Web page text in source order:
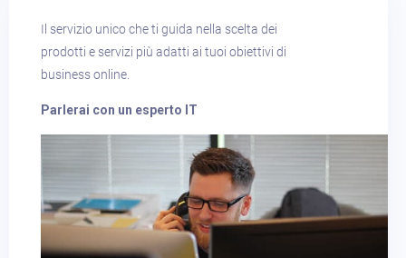
Il servizio unico che ti guida nella scelta dei
prodotti e servizi più adatti ai tuoi obiettivi di
business online.
Parlerai con un esperto IT